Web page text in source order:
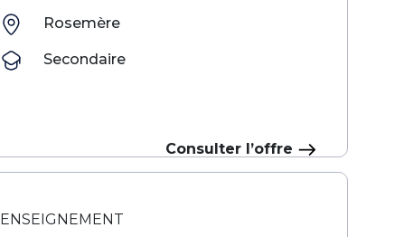
Rosemère
Secondaire
Consulter l’offre
ENSEIGNEMENT